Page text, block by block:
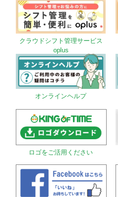
クラウドシフト管理サービス
oplus
オンラインヘルプ
ロゴをご活用ください